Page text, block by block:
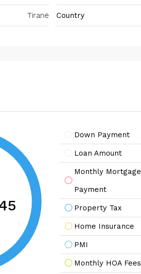
Tiranë Country
Down Payment
Loan Amount
Monthly Mortgage
Payment
Property Tax
Home Insurance
PMI
Monthly HOA Fees